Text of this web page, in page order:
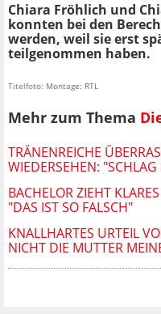
Chiara Fröhlich und
konnten bei den
werden, weil sie erst
teilgenommen haben.
Titelfoto: Montage: RTL
Mehr zum Thema
TRÄNENREICHE
WIEDERSEHEN:
BACHELOR ZIEHT
"DAS IST SO FALSCH"
KNALLHARTES URTEIL
NICHT DIE MUTTER